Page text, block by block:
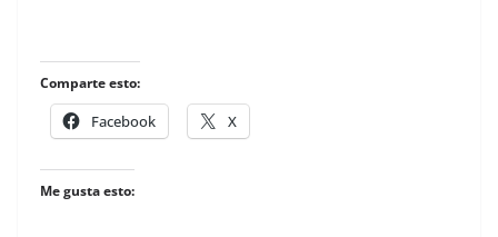
Comparte esto:
Facebook X
Me gusta esto: